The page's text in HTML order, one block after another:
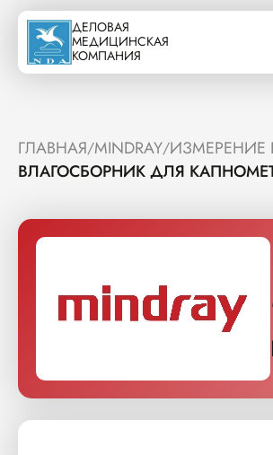
ДЕЛОВАЯ
МЕДИЦИНСКАЯ
КОМПАНИЯ
ГЛАВНАЯ/MINDRAY/ИЗМЕРЕНИЕ
ВЛАГОСБОРНИК ДЛЯ